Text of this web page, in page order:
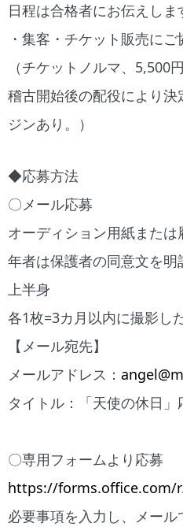
日程は合格者にお伝えしま
・集客・チケット販売にご
（チケットノルマ、5,500
稽古開始後の配役により
ジンあり。）
◆応募方法
〇メール応募
オーディション用紙また
年者は保護者の同意文を明
上半身
各1枚=3カ月以内に撮影し
【メール宛先】
メールアドレス：
タイトル：「天使の休日」
〇専用フォームより応募
https://forms.office.com/r/
必要事項を入力し、メー